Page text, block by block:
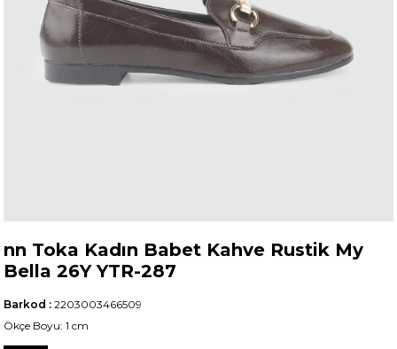
nn Toka Kadın Babet Kahve Rustik My
Bella 26Y YTR-287
Barkod : 2203003466509
Ökçe Boyu: 1 cm